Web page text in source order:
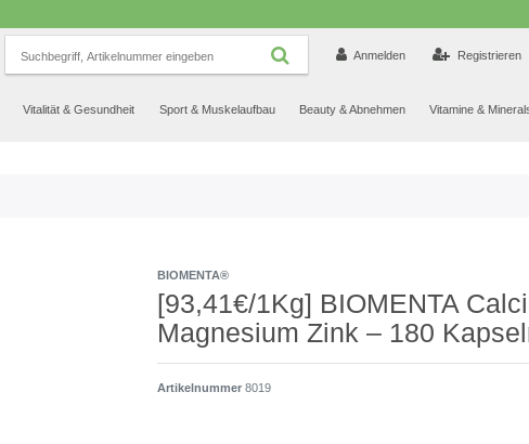
Anmelden Registrieren
Vitalität & Gesundheit Sport & Muskelaufbau Beauty & Abnehmen Vitamine &
BIOMENTA®
[93,41€/1Kg] BIOMENTA
Magnesium Zink – 180
Artikelnummer 8019